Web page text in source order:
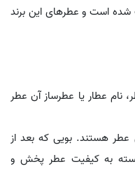
شده است و عطرهای این برند
نام عطار یا عطرساز آن عطر
هستند. بویی که بعد از
به کیفیت عطر پخش و